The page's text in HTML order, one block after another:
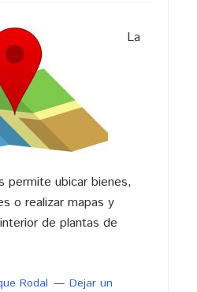
La
permite ubicar bienes,
o realizar mapas y
de plantas de
Rodal
Dejar un